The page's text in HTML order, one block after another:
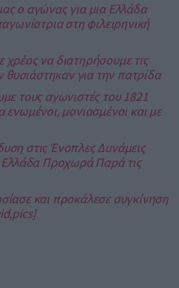
ο αγώνας για μια Ελλάδα
στη φιλειρηνική
να διατηρήσουμε τις
θυσιάστηκαν για την πατρίδα
τους αγωνιστές του 1821
ενωμένοι, μονιασμένοι και με
στις Ένοπλες Δυνάμεις
Ελλάδα Προχωρά Παρά τις
και προκάλεσε συγκίνηση